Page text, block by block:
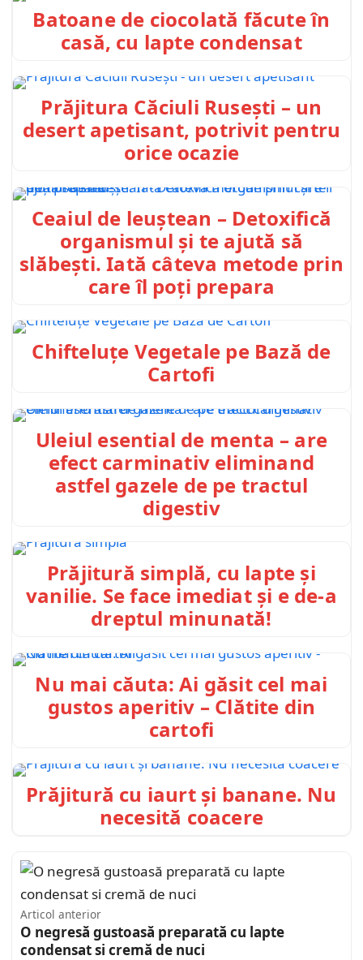
Batoane de ciocolată făcute în
casă, cu lapte condensat
Prăjitura Căciuli Rusești – un
desert apetisant, potrivit pentru
orice ocazie
Ceaiul de leuștean – Detoxifică
organismul și te ajută să
slăbești. Iată câteva metode prin
care îl poți prepara
Chifteluțe Vegetale pe Bază de
Cartofi
Uleiul esential de menta – are
efect carminativ eliminand
astfel gazele de pe tractul
digestiv
Prăjitură simplă, cu lapte și
vanilie. Se face imediat și e de-a
dreptul minunată!
Nu mai căuta: Ai găsit cel mai
gustos aperitiv – Clătite din
cartofi
Prăjitură cu iaurt și banane. Nu
necesită coacere
Articol anterior
O negresă gustoasă preparată cu lapte
condensat si cremă de nuci